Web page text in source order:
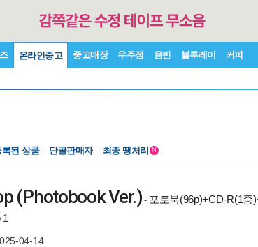
온라인중고 중고매장 우주점 음반 블루레이 커피
된 상품 단골판매자 최종 땡처리 N
(Photobook Ver.) - 포토북(96p)+CD-R(1
1
04-14